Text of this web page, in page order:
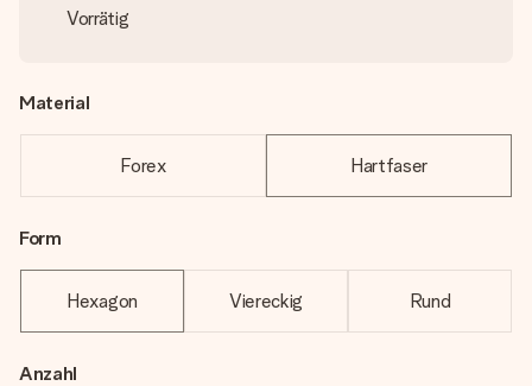
Vorrätig
Material
Forex Hartfaser
Form
Hexagon Viereckig Rund
Anzahl